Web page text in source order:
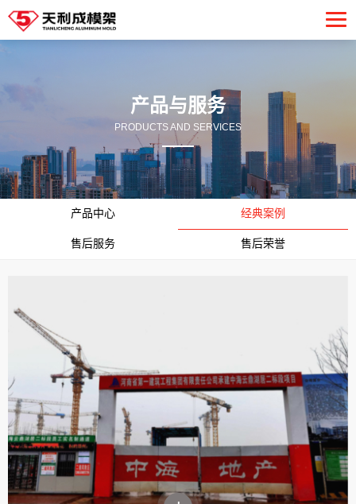
产品与服务
PRODUCTS AND SERVICES
产品中心 经典案例
售后服务 售后荣誉